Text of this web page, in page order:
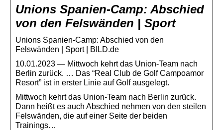
Unions Spanien-Camp: Abschied
von den Felswänden | Sport
Unions Spanien-Camp: Abschied von den
Felswänden | Sport | BILD.de
10.01.2023 — Mittwoch kehrt das Union-Team nach
Berlin zurück. … Das “Real Club de Golf Campoamor
Resort” ist in erster Linie auf Golf ausgelegt.
Mittwoch kehrt das Union-Team nach Berlin zurück.
Dann heißt es auch Abschied nehmen von den steilen
Felswänden, die auf einer Seite der beiden
Trainings…